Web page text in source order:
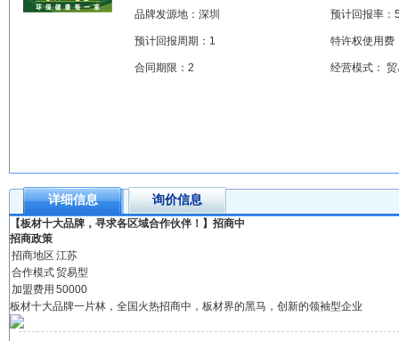
品牌发源地：深圳
预计回报周期：1
合同期限：2
预计回报率：
特许权使用费
经营模式：
详细信息 询价信息
【板材十大品牌，寻求各区域合作伙伴！】招商中
招商政策
招商地区 江苏
合作模式 贸易型
加盟费用 50000
板材十大品牌一片林，全国火热招商中，板材界的黑马，创新的领袖型企业